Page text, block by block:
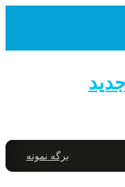
برگه نمونه